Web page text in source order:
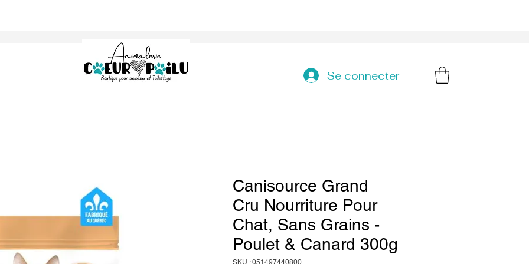
Se connecter
Canisource Grand
Cru Nourriture Pour
Chat, Sans Grains -
Poulet & Canard 300g
SKU : 051497440800